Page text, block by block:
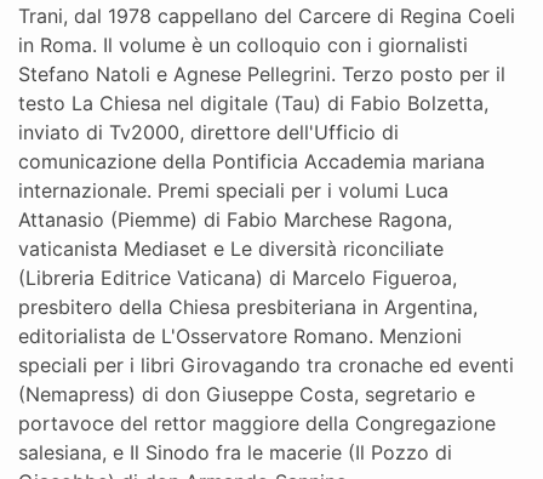
Trani, dal 1978 cappellano del Carcere di Regina Coeli
in Roma. Il volume è un colloquio con i giornalisti
Stefano Natoli e Agnese Pellegrini. Terzo posto per il
testo La Chiesa nel digitale (Tau) di Fabio Bolzetta,
inviato di Tv2000, direttore dell'Ufficio di
comunicazione della Pontificia Accademia mariana
internazionale. Premi speciali per i volumi Luca
Attanasio (Piemme) di Fabio Marchese Ragona,
vaticanista Mediaset e Le diversità riconciliate
(Libreria Editrice Vaticana) di Marcelo Figueroa,
presbitero della Chiesa presbiteriana in Argentina,
editorialista de L'Osservatore Romano. Menzioni
speciali per i libri Girovagando tra cronache ed eventi
(Nemapress) di don Giuseppe Costa, segretario e
portavoce del rettor maggiore della Congregazione
salesiana, e Il Sinodo fra le macerie (Il Pozzo di